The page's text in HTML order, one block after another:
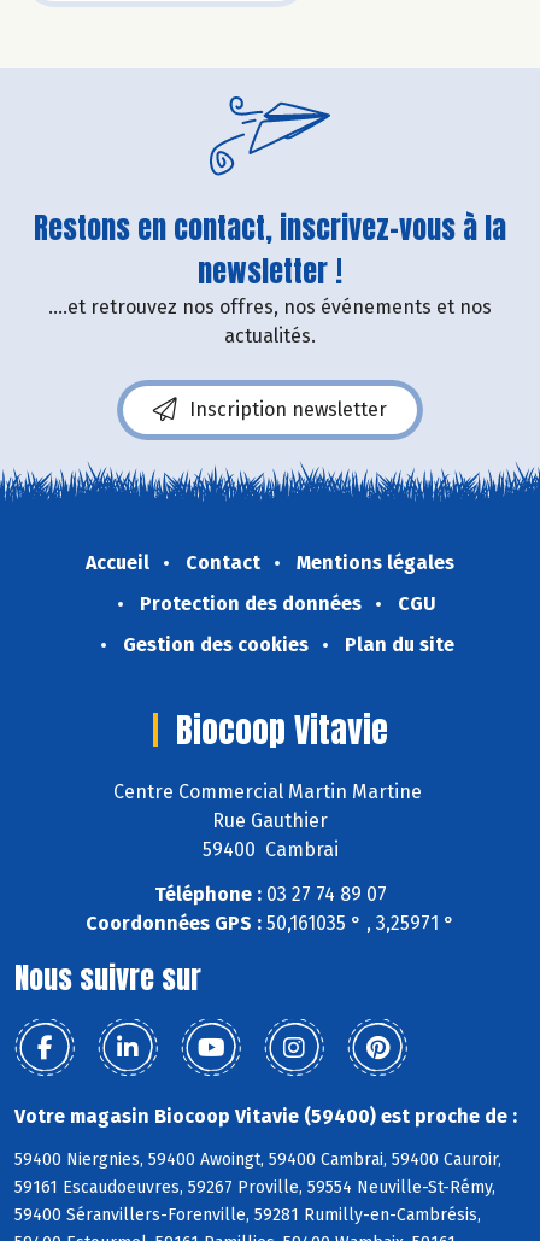
Restons en contact, inscrivez-vous à la
newsletter !
....et retrouvez nos offres, nos événements et nos
actualités.
Inscription newsletter
Accueil Contact
Mentions légales
Protection des données
CGU
Gestion des cookies
Plan du site
Biocoop Vitavie
Centre Commercial Martin Martine
Rue Gauthier
59400 Cambrai
Téléphone :03 27 74 89 07
Coordonnées GPS : 50,161035 ° , 3,25971 °
Nous suivre sur
Votre magasin Biocoop Vitavie (59400) est proche de :
59400 Niergnies, 59400 Awoingt, 59400 Cambrai, 59400 Cauroir,
59161 Escaudoeuvres, 59267 Proville, 59554 Neuville-St-Rémy,
59400 Séranvillers-Forenville, 59281 Rumilly-en-Cambrésis,